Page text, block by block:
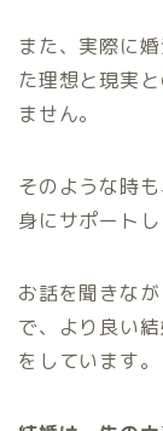
また、実際に
た理想と現実
ません。
そのような時
身にサポートし
お話を聞きな
で、より良い
をしています。